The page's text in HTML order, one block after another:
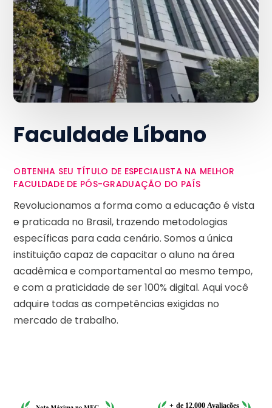
Faculdade Líbano
OBTENHA SEU TÍTULO DE ESPECIALISTA NA MELHOR
FACULDADE DE PÓS-GRADUAÇÃO DO PAÍS
Revolucionamos a forma como a educação é vista
e praticada no Brasil, trazendo metodologias
específicas para cada cenário. Somos a única
instituição capaz de capacitar o aluno na área
acadêmica e comportamental ao mesmo tempo,
e com a praticidade de ser 100% digital. Aqui você
adquire todas as competências exigidas no
mercado de trabalho.